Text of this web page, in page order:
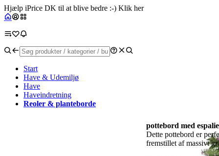
Hjælp iPrice DK til at blive bedre :-) Klik her
Start
Have & Udemiljø
Have
Haveindretning
Reoler & planteborde
pottebord med
Dette pottebord er
fremstillet af massivt